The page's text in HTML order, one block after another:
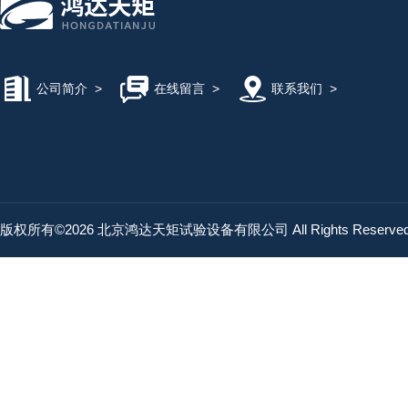
公司简介 > 在线留言> 联系我们 >
版权所有©2026 北京鸿达天矩试验设备有限公司 All Rights